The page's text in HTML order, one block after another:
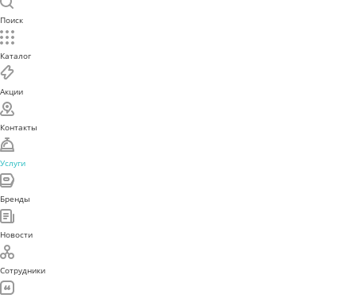
Поиск
Каталог
Акции
Контакты
Услуги
Бренды
Новости
Сотрудники